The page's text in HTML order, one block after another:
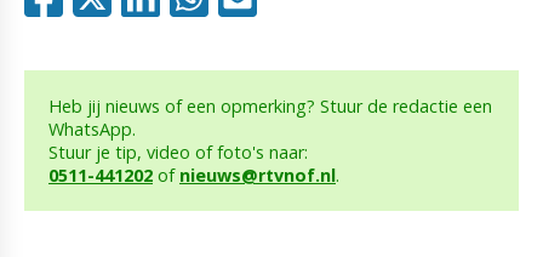
Heb jij nieuws of een opmerking? Stuur de redactie een
WhatsApp.
Stuur je tip, video of foto's naar:
0511-441202 of nieuws@rtvnof.nl.